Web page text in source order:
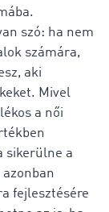
szó: ha nem
számára,
aki
Mivel
a női
sikerülne a
fejlesztésére